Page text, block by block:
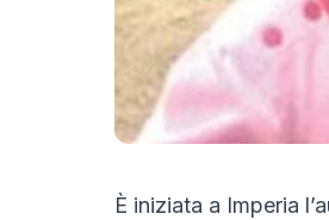
È iniziata a Imperia